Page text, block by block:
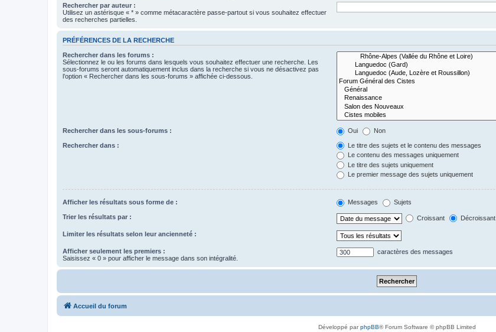
Rechercher par auteur :
Utilisez un astérisque « * » comme métacaractère passe-partout si vous souhaitez effectuer
des recherches partielles.
PRÉFÉRENCES DE LA RECHERCHE
Rechercher dans les forums :
Sélectionnez le ou les forums dans lesquels vous souhaitez effectuer une recherche. Les
sous-forums seront automatiquement inclus dans la recherche si vous ne désactivez pas
l’option « Rechercher dans les sous-forums » affichée ci-dessous.
Rechercher dans les sous-forums : Oui Non
Rechercher dans :
Le titre des sujets et le contenu des messages
Le contenu des messages uniquement
Le titre des sujets uniquement
Le premier message des sujets uniquement
Afficher les résultats sous forme de : Messages Sujets
Trier les résultats par : Croissant Décroissant
Limiter les résultats selon leur ancienneté :
Afficher seulement les premiers :
Saisissez « 0 » pour afficher le message dans son intégralité.
caractères des messages
Accueil du forum
Développé parphpBB® Forum Software © phpBB Limited